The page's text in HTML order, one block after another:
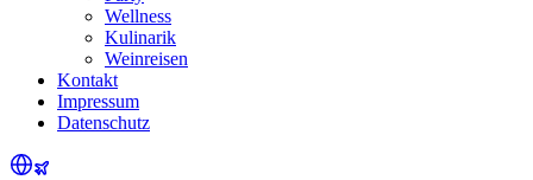
Wellness
Kulinarik
Weinreisen
Kontakt
Impressum
Datenschutz